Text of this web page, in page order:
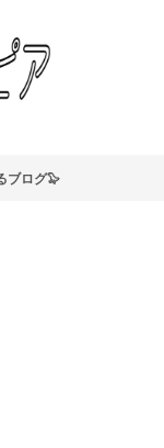
ブログ🦭